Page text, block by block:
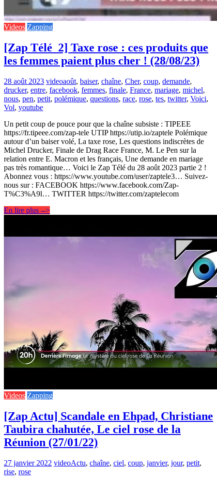
Videos Zapping
[Zap Télé_2] Taxe rose : ces produits que
les femmes paient plus cher ! (28/08/23)
28 août 2023 videoaoût, baiser, chaîne, Cher, coup, demande,
drucker, entre, facebook, femmes, finale, France, mariage, michel,
nous, pen, petit, polémique, questions, race, rose, tes, twitter, Voici,
Vol, youtube
Un petit coup de pouce pour que la chaîne subsiste : TIPEEE
https://fr.tipeee.com/zap-tele UTIP https://utip.io/zaptele Polémique
autour d’un baiser volé, La taxe rose, Les questions indiscrètes de
Michel Drucker, Finale de Drag Race France, M. Le Pen sur la
relation entre E. Macron et les français, Une demande en mariage
pas très romantique… Voici le Zap Télé du 28 août 2023 partie 2 !
Abonnez vous : https://www.youtube.com/user/zaptele3… Suivez-
nous sur : FACEBOOK https://www.facebook.com/Zap-
T%C3%A9l… TWITTER https://twitter.com/zaptelecom
En lire plus -->
Videos Zapping
[Zap Actu] Scandale en Ehpad, Christiane
Taubira chahutée, Le ciel rose de la
Réunion (27/01/22)
27 janvier 2022 videoActu, chaîne, ciel, coup, janvier, jour, petit,
rise, rose